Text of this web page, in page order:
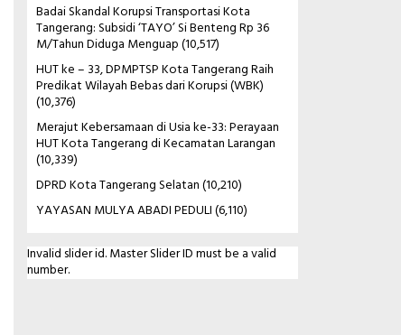
Badai Skandal Korupsi Transportasi Kota
Tangerang: Subsidi ‘TAYO’ Si Benteng Rp 36
M/Tahun Diduga Menguap(10,517)
HUT ke – 33, DPMPTSP Kota Tangerang Raih
Predikat Wilayah Bebas dari Korupsi (WBK)
(10,376)
Merajut Kebersamaan di Usia ke-33: Perayaan
HUT Kota Tangerang di Kecamatan Larangan
(10,339)
DPRD Kota Tangerang Selatan(10,210)
YAYASAN MULYA ABADI PEDULI(6,110)
Invalid slider id. Master Slider ID must be a valid
number.